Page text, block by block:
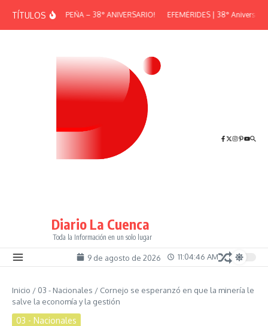
TÍTULOS¡GRAN PEÑA – 38° ANIVERSARIO! EFEMÉRIDES | 38°
Diario La Cuenca
Toda la Información en un solo lugar
9 de agosto de 2026 11:04:47 AM
Inicio / 03 - Nacionales / Cornejo se esperanzó en que la minería le
salve la economía y la gestión
03 - Nacionales